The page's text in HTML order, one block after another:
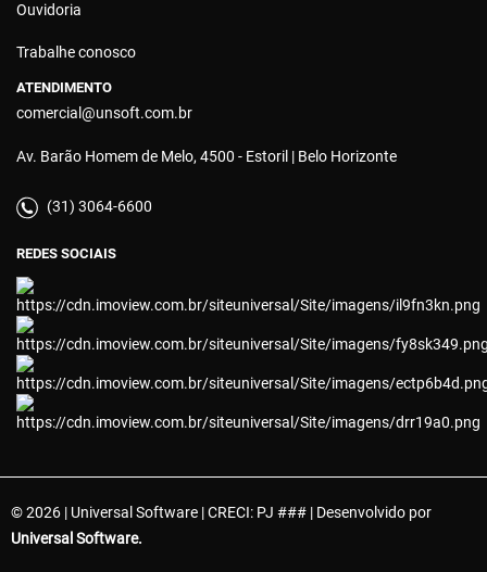
Ouvidoria
Trabalhe conosco
ATENDIMENTO
comercial@unsoft.com.br
Av. Barão Homem de Melo, 4500 - Estoril | Belo Horizonte
(31) 3064-6600
REDES SOCIAIS
© 2026 | Universal Software | CRECI: PJ ### | Desenvolvido por
Universal Software.